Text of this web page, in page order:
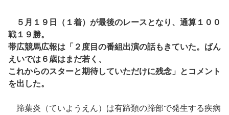
５月１９日（１着）が最後のレースとなり、通算１００
戦１９勝。
帯広競馬広報は「２度目の番組出演の話もきていた。ばん
えいでは６歳はまだ若く、
これからのスターと期待していただけに残念」とコメント
を出した。
蹄葉炎（ていようえん）は有蹄類の蹄部で発生する疾病